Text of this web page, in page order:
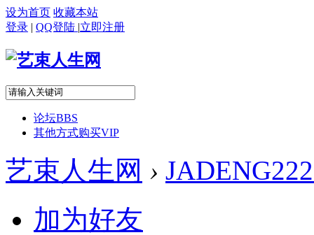
设为首页 收藏本站
登录 | QQ登陆 |立即注册
论坛BBS
其他方式购买VIP
艺束人生网 ›
加为好友